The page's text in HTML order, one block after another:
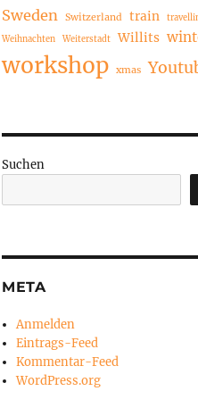
Sweden Switzerland train
Weihnachten Weiterstadt Willits
workshop xmas
Suchen
META
Anmelden
Eintrags-Feed
Kommentar-Feed
WordPress.org